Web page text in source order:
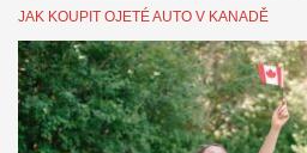
JAK KOUPIT OJETÉ AUTO V KANADĚ